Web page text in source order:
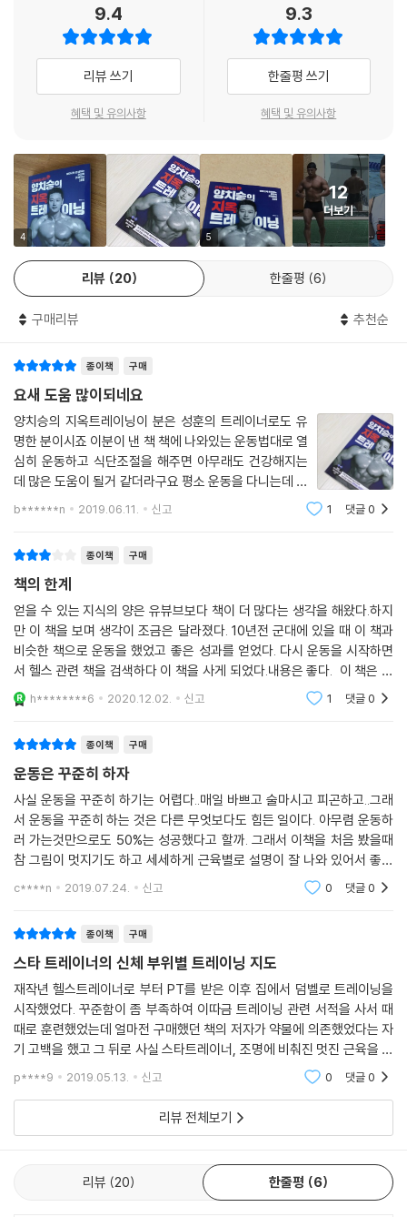
10 인클라인 풀오버
11 디클라인 풀오버
12 덤벨 컨벤셔널 데드리프트
13 덤벨 루마니안 데드리프트
14 벤트 오버 덤벨 로우
15 원암 덤벨 로우
｜CHAPTER4｜그래도 아직까지는 남자의 상징 하체
01 에어 스쿼트
02 점핑 스쿼트
03 백 풀 스쿼트
04 오버헤드 스쿼트
05 프론트 스쿼트
06 바벨 핵 스쿼트
08 얼터네이트 런지
09 워킹 런지
11 덩키 카프 레이즈
12 시티드 카프 레이즈
13 리버스 카프 레이즈
｜CHAPTER5｜남성다운 매력을 드러낼 수 있는 부위 팔
02 클로즈그립 벤치프레스
03 오버헤드 익스텐션
04 벤치 딥
05 라잉 덤벨 익스텐션
06 오버헤드 덤벨 익스텐션
07 덤벨 킥 백
08 바벨 컬
10 덤벨 컬
12 컨센트레이션 컬
13 리스트 컬
14 비하인드 백 리스트 컬
15 리버스 리스트 컬
16 덤벨 리스트 컬
01 크런치
02 더블 크런치
04 더블 트위스트 크런치
05 사이드 크런치
06 리버스 크런치
08 행잉 리버스 크런치
10 행잉 레그 레이즈
파악하고 그에 맞는 운동법을 세팅할 수 있게 된다면 근육 말라깽이도 벌
크업! 44사이즈 어좁이도 어깨깡패로 3개월이면 드라마틱하게 변신할
수 있다.
‘나는 네가 힘든 게 제일 좋아!’
스타 전담 트레이너 양치승 관장의 독한 운동법
사람은 누구나 콤플렉스가 있다. 그걸 극복하지 못하는 건 한계를 뛰어넘
지 못했기 때문이다. 예를 들어 어깨가 넓어지려면 등 운동을 하면서 견갑
골을 넓혀야 하는데, 보통 어깨 운동만 주구장창 한다. 잘 모르겠으니까 벤
치프레스만 하는 식이다. 그동안 했던 운동패턴을 바꿔 방법을 찾아 한계
를 극복하도록 도와주는 게 트레이너의 역할이다. 양치승은 사람의 능력을
한계치까지 끌어올리는 데 일가견이 있는 전문가로 ‘호랑이 관장님’, ‘근육
신공을 펼치는 데도 고수다. 쓰레기통까지 뒤져가며 식단 하나하나까지 엄
주 한 잔으로 마음을 달래주기도 한다. 이렇게 혹독한 조련을 받다보면 어
느새 멋진 몸을 갖게 될 뿐만 아니라, 멘탈이 약한 ‘유리멘탈’도 ‘강철멘
탈’로 변신할 것이다. 헬스장에서 근육이 샐 틈 없이 철저하게 관리하는 ‘방
탄 근육 만들기’라고 부르는 완벽한 몸짱 코스를 한 권의 책에 꾹꾹 눌러 담
았다. 근육저승사자에게 지옥트레이닝 한번 받아보자. 현재의 나 자신을
뛰어넘어 완벽한 나를 만나게 될 것이다.
남성미를 부각시키는 부위별 운동법 100
더 섬세한 근육 조각 프로그램 30
책에는 수많은 사람의 몸을 대면하며 트레이닝시킨 장본인으로서 쌓아온
운동법의 모든 것이 담겼다. 기초체력 다지기에 최적인 맨손 운동법은 기
본이고, 남성미를 부각시키는 데 필수인 덤벨, 바벨, 철봉 세 가지 도구를
사용하는 100가지 웨이트 트레이닝법이 소개된다. 어깨, 가슴, 등, 복부,
하체, 팔 총 6가지 부위별로 나눠 그립별·각도별 응용동작을 추가로 알려
주고, 저자의 트레이닝 노하우가 함께 담겨 부상 없이, 정확한 부위의 근육
확장시키고 키워나가는 데 도움이 되는 30가지 프로그램도 담았다. 동영
상 QR코드도 실려 있어 실제 양관장에게 1:1 강습을 받는 것과 동일한 기
분으로 제대로 운동에 집중할 수 있다. 또 체형에 따라 운동 강도 조절법,
추천 운동법, 식이 조절법 등을 자세하게 다뤄 내게 딱 맞춘 운동을 할 수
있도록 돕고, 근육해부도, 운동 이론도 정리해 동작의 이해도를 높였다. 여
기에 지난 20년간 수많은 사람이 궁금해 하던 질문들도 양치승이 속 시원
9.4
리뷰 쓰기
혜택 및 유의사항
9.3
한줄평 쓰기
혜택 및 유의사항
4 5
12
더보기
리뷰 20 한줄평 6
구매리뷰 추천순
종이책 구매
요새 도움 많이되네요
양치승의 지옥트레이닝이 분은 성훈의 트레이너로도 유
명한 분이시죠 이분이 낸 책 책에 나와있는 운동법대로 열
심히 운동하고 식단조절을 해주면 아무래도 건강해지는
데 많은 도움이 될거 같더라구요 평소 운동을 다니는데 운
동다니는곳에서 최소 한시간씩 운동하고 집에서 시간 잠
b******n 2019.06.11. 신고 1 댓글0
종이책 구매
책의 한계
얻을 수 있는 지식의 양은 유뷰브보다 책이 더 많다는 생각을 해왔다.하지
만 이 책을 보며 생각이 조금은 달라졌다. 10년전 군대에 있을 때 이 책과
비슷한 책으로 운동을 했었고 좋은 성과를 얻었다. 다시 운동을 시작하면
서 헬스 관련 책을 검색하다 이 책을 사게 되었다.내용은 좋다. 이 책은 분
량을 채우기 위해 여러 동작을 많이 집어 넣었다. 이런 방식은 다른 운동서
적도 마찬가
h********6 2020.12.02. 신고 1 댓글0
종이책 구매
운동은 꾸준히 하자
사실 운동을 꾸준히 하기는 어렵다..매일 바쁘고 술마시고 피곤하고..그래
서 운동을 꾸준히 하는 것은 다른 무엇보다도 힘든 일이다. 아무렴 운동하
러 가는것만으로도 50%는 성공했다고 할까. 그래서 이책을 처음 봤을때
참 그림이 멋지기도 하고 세세하게 근육별로 설명이 잘 나와 있어서 좋기
도 했다. 그리고 예능에서 운동하는 것을 도와주는 헬스 트레이너로 나온
c****n 2019.07.24. 신고 0 댓글0
종이책 구매
스타 트레이너의 신체 부위별 트레이닝 지도
재작년 헬스트레이너로 부터 PT를 받은 이후 집에서 덤벨로 트레이닝을
시작했었다. 꾸준함이 좀 부족하여 이따금 트레이닝 관련 서적을 사서 때
때로 훈련했었는데 얼마전 구매했던 책의 저자가 약물에 의존했었다는 자
기 고백을 했고 그 뒤로 사실 스타트레이너, 조명에 비춰진 멋진 근육을 의
심하게 됐었다. 저자인 양치승 씨는 이미 미디어를 통해서 유명한 스타 트
레이너이고 그가
p****9 2019.05.13. 신고 0 댓글0
리뷰 전체보기
리뷰 20 한줄평 6